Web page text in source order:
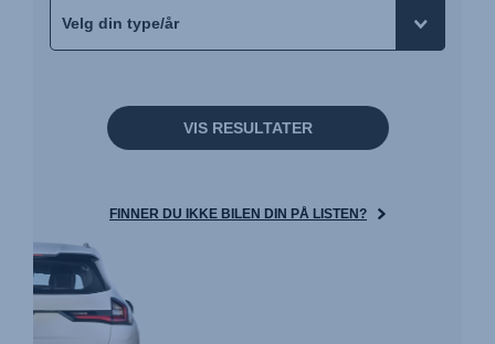
VIS RESULTATER
FINNER DU IKKE BILEN DIN PÅ LISTEN?